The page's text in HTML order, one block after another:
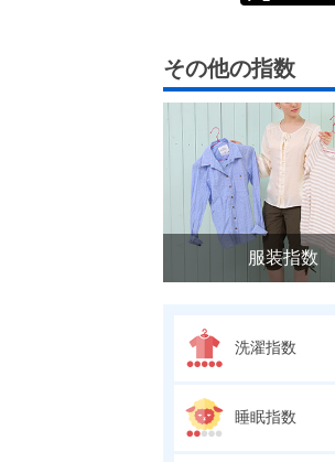
その他の指数
服装指数
洗濯指数
睡眠指数